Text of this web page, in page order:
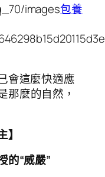
images包養
會這麼快適應
那麼的自然，
的“威嚴”